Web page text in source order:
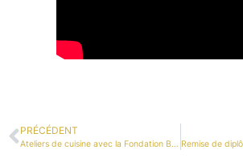
PRÉCÉDENT
Ateliers de cuisine avec la Fondation Bocuse